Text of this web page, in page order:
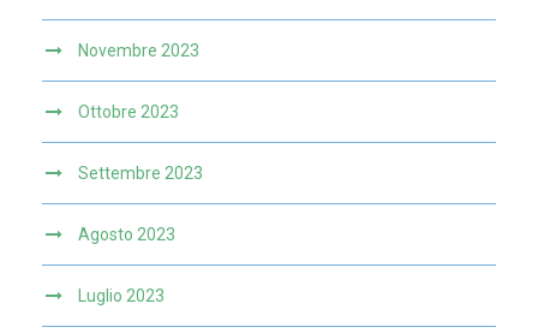
Novembre 2023
Ottobre 2023
Settembre 2023
Agosto 2023
Luglio 2023